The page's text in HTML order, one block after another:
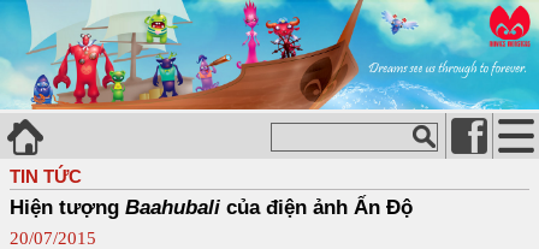
TIN TỨC
Hiện tượng Baahubali của điện ảnh Ấn Độ
20/07/2015